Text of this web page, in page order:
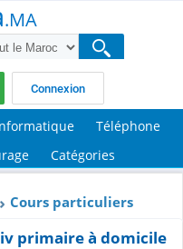
.MA
Connexion
Téléphone
Catégories
Cours particuliers
primaire à domicile